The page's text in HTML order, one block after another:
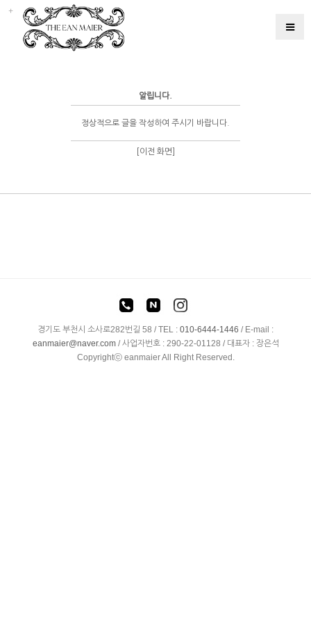
알립니다.
정상적으로 글을 작성하여 주시기 바랍니다.
[이전 화면]
경기도 부천시 소사로282번길 58 /TEL : 010-6444-1446 / E-mail :
eanmaier@naver.com/ 사업자번호 : 290-22-01128 / 대표자 : 장은석
Copyrightⓒ eanmaier All Right Reserved.